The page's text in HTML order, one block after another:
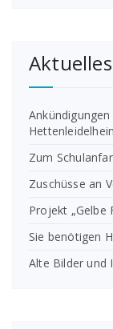
Aktuelles
Zum
Zuschüsse an
Projekt „Gelbe
Sie benötigen
Alte Bilder und